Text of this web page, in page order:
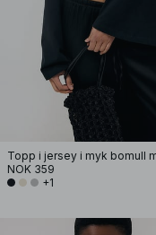
NOK 359
+1